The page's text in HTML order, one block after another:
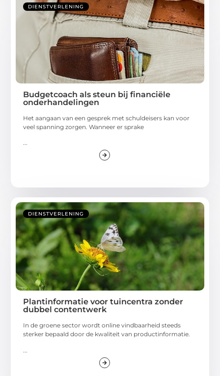
DIENSTVERLENING
Budgetcoach als steun bij financiële
onderhandelingen
Het aangaan van een gesprek met schuldeisers kan voor
veel spanning zorgen. Wanneer er sprake
...
DIENSTVERLENING
Plantinformatie voor tuincentra zonder
dubbel contentwerk
In de groene sector wordt online vindbaarheid steeds
sterker bepaald door de kwaliteit van productinformatie.